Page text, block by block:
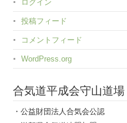
ブ
ログイン
投稿フィード
コメントフィード
WordPress.org
合気道平成会守山道場
・公益財団法人合気会公認